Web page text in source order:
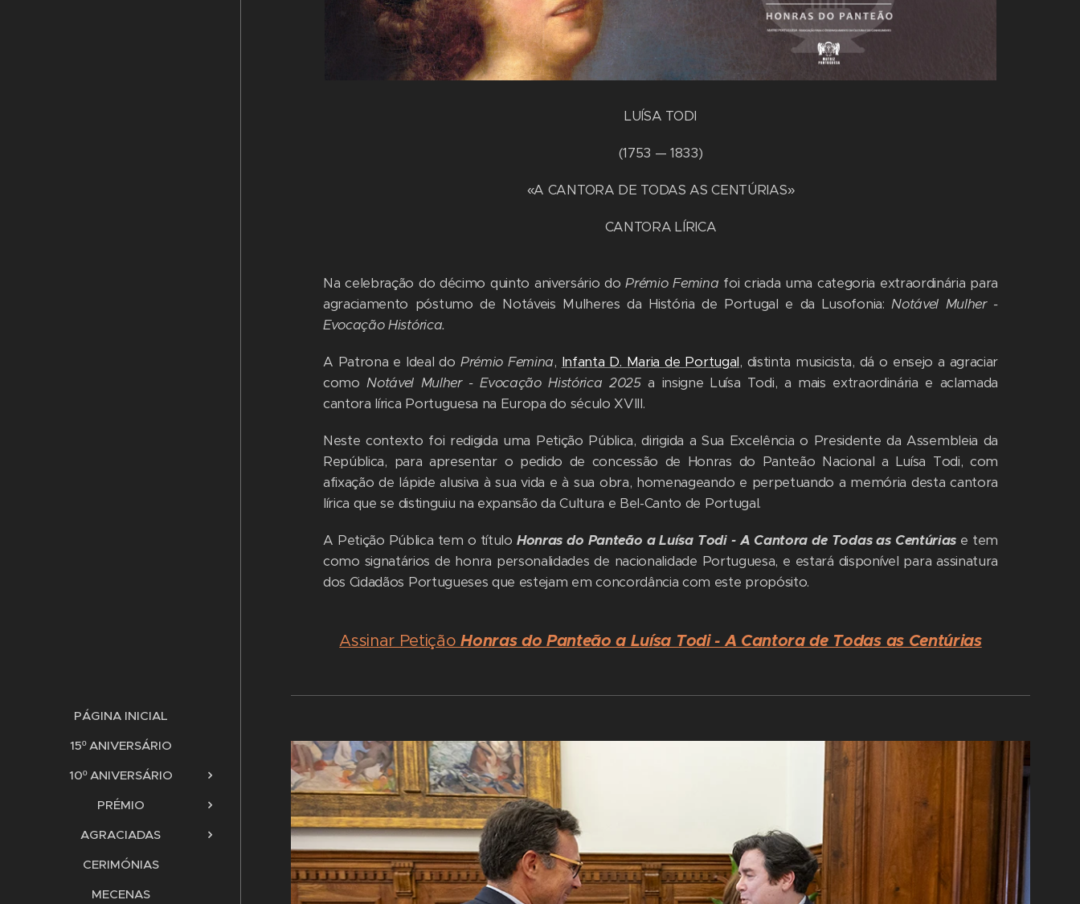
PÁGINA INICIAL
15º ANIVERSÁRIO
10º ANIVERSÁRIO
PRÉMIO
AGRACIADAS
CERIMÓNIAS
MECENAS
LUÍSA TODI
(1753 — 1833)
«A CANTORA DE TODAS AS CENTÚRIAS»
CANTORA LÍRICA
Na celebração do décimo quinto aniversário doPrémio Femina foi criada uma categoria extraordinária para
agraciamento póstumo de Notáveis Mulheres da História de Portugal e da Lusofonia:Notável Mulher -
Evocação Histórica.
A Patrona e Ideal do Prémio Femina, Infanta D. Maria de Portugal, distinta musicista, dá o ensejo a agraciar
comoNotável Mulher - Evocação Histórica 2025a insigne Luísa Todi, a mais extraordinária e aclamada
cantora lírica Portuguesa na Europa do século XVIII.
Neste contexto foi redigida uma Petição Pública, dirigida a Sua Excelência o Presidente da Assembleia da
República, para apresentar o pedido de concessão de Honras do Panteão Nacional a Luísa Todi, com
afixação de lápide alusiva à sua vida e à sua obra, homenageando e perpetuando a memória desta cantora
lírica que se distinguiu na expansão da Cultura e Bel-Canto de Portugal.
A Petição Pública tem o título Honras do Panteão a Luísa Todi - A Cantora de Todas as Centúriase tem
como signatários de honra personalidades de nacionalidade Portuguesa, e estará disponível para assinatura
dos Cidadãos Portugueses que estejam em concordância com este propósito.
Assinar PetiçãoHonras do Panteão a Luísa Todi - A Cantora de Todas as Centúrias